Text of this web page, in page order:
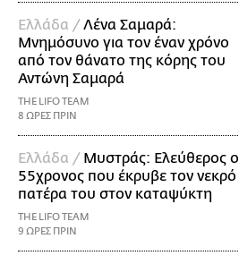
Ελλάδα /Λένα Σαμαρά:
Μνημόσυνο για τον έναν χρόνο
από τον θάνατο της κόρης του
Αντώνη Σαμαρά
THE LIFO TEAM
8 ΩΡΕΣ ΠΡΙΝ
Ελλάδα / Μυστράς: Ελεύθερος ο
55χρονος που έκρυβε τον νεκρό
πατέρα του στον καταψύκτη
THE LIFO TEAM
9 ΩΡΕΣ ΠΡΙΝ